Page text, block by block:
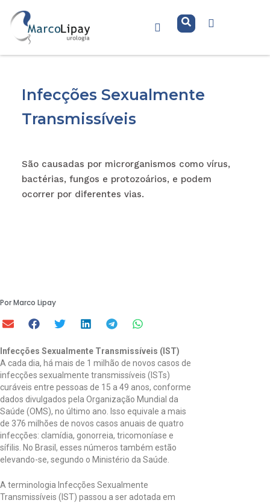
Todos artigos
Infecções Sexualmente
Transmissíveis
São causadas por microrganismos como vírus,
bactérias, fungos e protozoários, e podem
ocorrer por diferentes vias.
Por Marco Lipay
Infecções Sexualmente Transmissíveis (IST)
A cada dia, há mais de 1 milhão de novos casos de
infecções sexualmente transmissíveis (ISTs)
curáveis entre pessoas de 15 a 49 anos, conforme
dados divulgados pela Organização Mundial da
Saúde (OMS), no último ano. Isso equivale a mais
de 376 milhões de novos casos anuais de quatro
infecções: clamídia, gonorreia, tricomoníase e
sífilis. No Brasil, esses números também estão
elevando-se, segundo o Ministério da Saúde.
A terminologia Infecções Sexualmente
Transmissíveis (IST) passou a ser adotada em